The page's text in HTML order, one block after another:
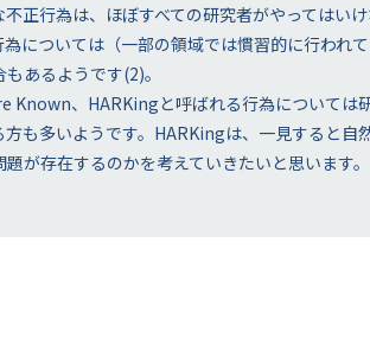
正行為は、ほぼすべての研究者がやってはい
については（一部の領域では慣習的に行われ
あるようです(2)。
、HARKingと呼ばれる行為については
も多いようです。HARKingは、一見すると自
が存在するのかを考えていきたいと思います。